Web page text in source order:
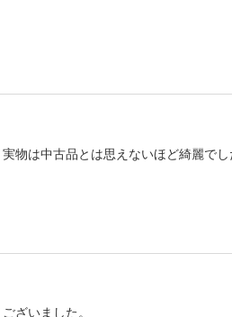
物は中古品とは思えないほど綺麗で
ざいました。